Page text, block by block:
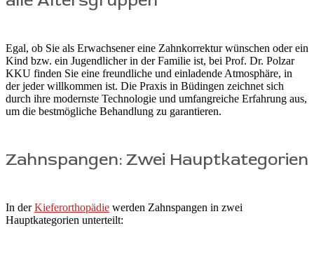
Egal, ob Sie als Erwachsener eine Zahnkorrektur wünschen oder ein
Kind bzw. ein Jugendlicher in der Familie ist, bei Prof. Dr. Polzar
KKU finden Sie eine freundliche und einladende Atmosphäre, in
der jeder willkommen ist. Die Praxis in Büdingen zeichnet sich
durch ihre modernste Technologie und umfangreiche Erfahrung aus,
um die bestmögliche Behandlung zu garantieren.
Zahnspangen: Zwei Hauptkategorien
In derKieferorthopädie werden Zahnspangen in zwei
Hauptkategorien unterteilt: